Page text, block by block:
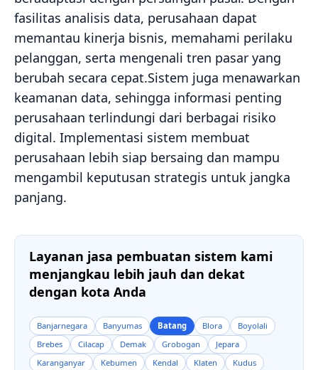
fasilitas analisis data, perusahaan dapat
memantau kinerja bisnis, memahami perilaku
pelanggan, serta mengenali tren pasar yang
berubah secara cepat.Sistem juga menawarkan
keamanan data, sehingga informasi penting
perusahaan terlindungi dari berbagai risiko
digital. Implementasi sistem membuat
perusahaan lebih siap bersaing dan mampu
mengambil keputusan strategis untuk jangka
panjang.
Layanan jasa pembuatan sistem kami
menjangkau lebih jauh dan dekat
dengan kota Anda
Banjarnegara Banyumas Batang Blora
Boyolali
Brebes
Cilacap Demak Grobogan
Jepara
Karanganyar
Kebumen Kendal Klaten
Kudus